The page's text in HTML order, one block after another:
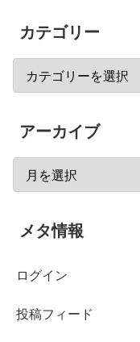
カテゴリー
アーカイブ
メタ情報
ログイン
投稿フィード